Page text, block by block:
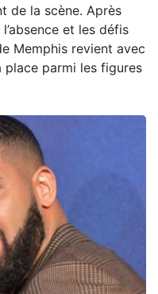
de la scène. Après
et les défis
Memphis revient avec
parmi les figures